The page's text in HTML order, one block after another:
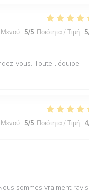
Μενού : 5/5 Ποιότητα / Τιμή : 5
vous. Toute l'équipe
Μενού : 5/5 Ποιότητα / Τιμή : 4
sommes vraiment ravis